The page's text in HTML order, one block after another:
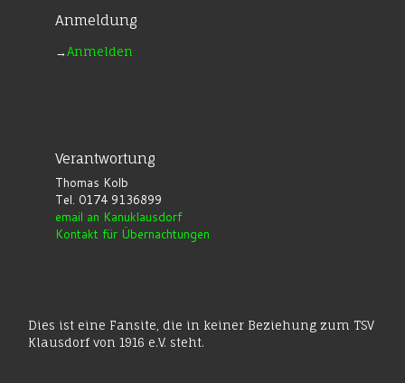
Anmeldung
→Anmelden
Verantwortung
Thomas Kolb
Tel. 0174 9136899
email an Kanuklausdorf
Kontakt für Übernachtungen
Dies ist eine Fansite, die in keiner Beziehung zum TSV
Klausdorf von 1916 e.V. steht.